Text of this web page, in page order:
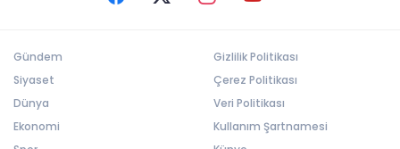
Gündem
Siyaset
Dünya
Ekonomi
Gizlilik Politikası
Çerez Politikası
Veri Politikası
Kullanım Şartnamesi